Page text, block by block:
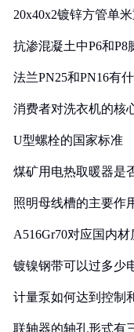
20x40x2镀锌方管单
抗渗混凝土中P6和P8
法兰PN25和PN16有
消费者对洗衣机的核
U型螺栓的国家标准
煤矿用电热取暖器是
照明母线槽的主要作
A516Gr70对应国内
镀镍钢带可以过多少
计量泵如何达到控制
联轴器的轴孔形式有